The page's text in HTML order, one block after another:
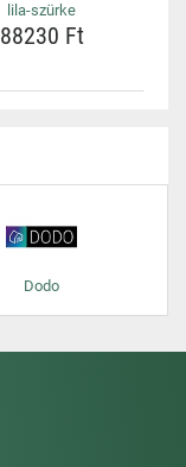
lila-szürke
88230 Ft
Dodo